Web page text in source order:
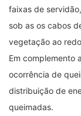
faixas de
sob as os cabos
vegetação ao
Em complemento
ocorrência de
distribuição de
queimadas.